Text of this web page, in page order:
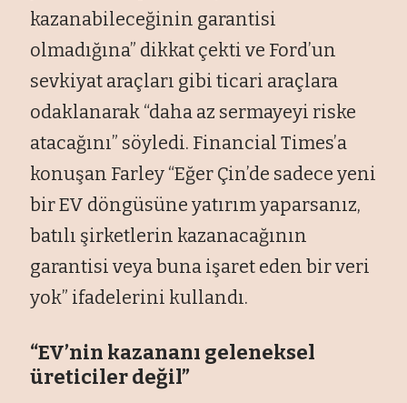
kazanabileceğinin garantisi
olmadığına” dikkat çekti ve Ford’un
sevkiyat araçları gibi ticari araçlara
odaklanarak “daha az sermayeyi riske
atacağını” söyledi. Financial Times’a
konuşan Farley “Eğer Çin’de sadece yeni
bir EV döngüsüne yatırım yaparsanız,
batılı şirketlerin kazanacağının
garantisi veya buna işaret eden bir veri
yok” ifadelerini kullandı.
“EV’nin kazananı geleneksel
üreticiler değil”